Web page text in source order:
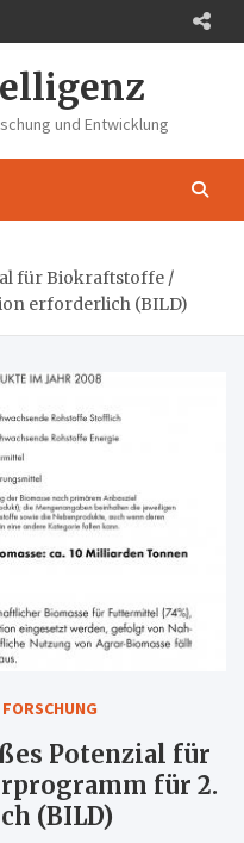
und Entwicklung
für Biokraftstoffe /
erforderlich (BILD)
FORSCHUNG
Potenzial für
für 2.
(BILD)